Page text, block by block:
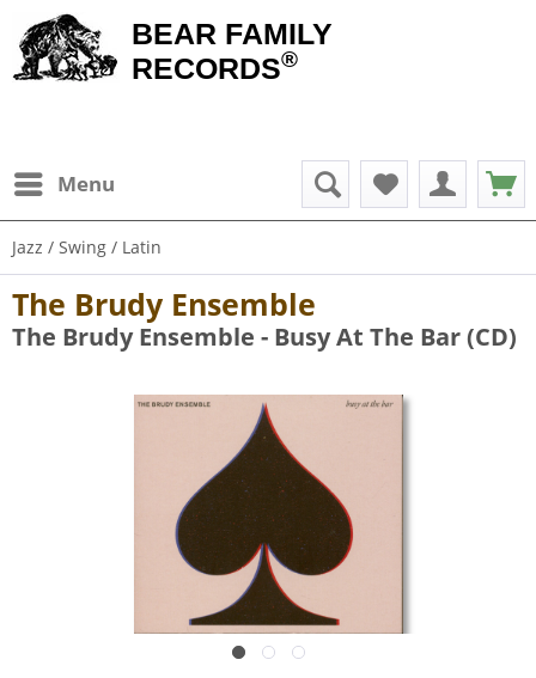
BEAR FAMILY
RECORDS®
Menu
Jazz / Swing / Latin
The Brudy Ensemble
The Brudy Ensemble - Busy At The Bar (CD)